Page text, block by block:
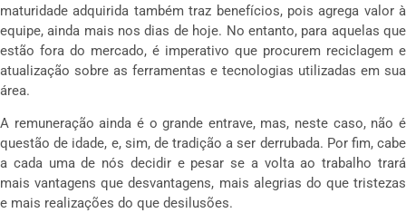
maturidade adquirida também traz benefícios, pois agrega valor à
equipe, ainda mais nos dias de hoje. No entanto, para aquelas que
estão fora do mercado, é imperativo que procurem reciclagem e
atualização sobre as ferramentas e tecnologias utilizadas em sua
área.
A remuneração ainda é o grande entrave, mas, neste caso, não é
questão de idade, e, sim, de tradição a ser derrubada. Por fim, cabe
a cada uma de nós decidir e pesar se a volta ao trabalho trará
mais vantagens que desvantagens, mais alegrias do que tristezas
e mais realizações do que desilusões.